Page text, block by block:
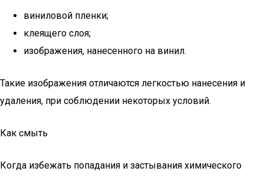
виниловой пленки;
клеящего слоя;
изображения, нанесенного на винил.
Такие изображения отличаются легкостью нанесения и
удаления, при соблюдении некоторых условий.
Как смыть
Когда избежать попадания и застывания химического